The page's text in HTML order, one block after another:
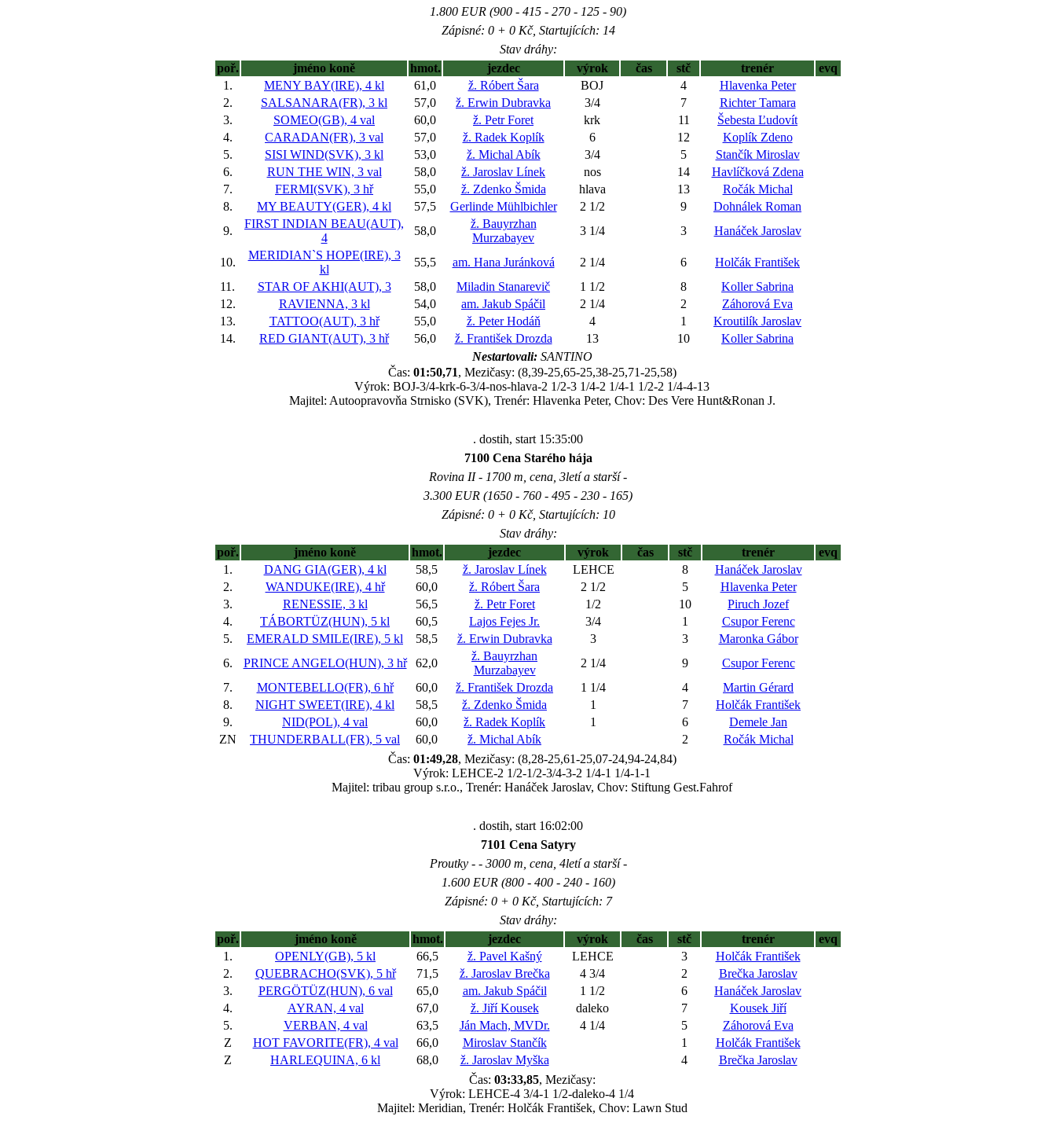
1.800 EUR (900 - 415 - 270 - 125 - 90)
Zápisné: 0 + 0 Kč, Startujících: 14
Stav dráhy:
poř.
jméno koně hmot. jezdec výrok čas stč trenér
evq
1.
MENY BAY(IRE), 4 kl 61,0 ž. Róbert Šara BOJ 4
Hlavenka Peter
2.
SALSANARA(FR), 3 kl 57,0 ž. Erwin Dubravka 3/4 7
Richter Tamara
3.
SOMEO(GB), 4 val 60,0 ž. Petr Foret krk 11
Šebesta Ľudovít
4.
CARADAN(FR), 3 val 57,0 ž. Radek Koplík 6 12
Koplík Zdeno
5.
SISI WIND(SVK), 3 kl 53,0 ž. Michal Abík 3/4 5
Stančík Miroslav
6.
RUN THE WIN, 3 val 58,0 ž. Jaroslav Línek nos 14
Havlíčková Zdena
7.
FERMI(SVK), 3 hř 55,0 ž. Zdenko Šmida hlava 13
Ročák Michal
8.
MY BEAUTY(GER), 4 kl 57,5 Gerlinde Mühlbichler 2 1/2 9
Dohnálek Roman
9.
FIRST INDIAN BEAU(AUT),
4
58,0
ž. Bauyrzhan
Murzabayev
3 1/4 3 Hanáček Jaroslav
10.
MERIDIAN`S HOPE(IRE), 3
kl
55,5 am. Hana Juránková 2 1/4 6
Holčák František
11.
STAR OF AKHI(AUT), 3 58,0 Miladin Stanarevič 1 1/2 8
Koller Sabrina
12.
RAVIENNA, 3 kl 54,0 am. Jakub Spáčil 2 1/4 2
Záhorová Eva
13.
TATTOO(AUT), 3 hř 55,0 ž. Peter Hodáň 4 1
Kroutilík Jaroslav
14.
RED GIANT(AUT), 3 hř 56,0 ž. František Drozda 13 10
Koller Sabrina
Nestartovali:SANTINO
Čas: 01:50,71, Mezičasy: (8,39-25,65-25,38-25,71-25,58)
Výrok: BOJ-3/4-krk-6-3/4-nos-hlava-2 1/2-3 1/4-2 1/4-1 1/2-2 1/4-4-13
Majitel: Autoopravovňa Strnisko (SVK), Trenér: Hlavenka Peter, Chov: Des Vere Hunt&Ronan J.
. dostih, start 15:35:00
7100 Cena Starého hája
Rovina II - 1700 m, cena, 3letí a starší -
3.300 EUR (1650 - 760 - 495 - 230 - 165)
Zápisné: 0 + 0 Kč, Startujících: 10
Stav dráhy:
poř.
jméno koně hmot. jezdec výrok čas stč trenér
evq
1.
DANG GIA(GER), 4 kl 58,5 ž. Jaroslav Línek LEHCE 8
Hanáček Jaroslav
2.
WANDUKE(IRE), 4 hř 60,0 ž. Róbert Šara 2 1/2 5
Hlavenka Peter
3.
RENESSIE, 3 kl 56,5 ž. Petr Foret 1/2 10
Piruch Jozef
4.
TÁBORTÜZ(HUN), 5 kl 60,5 Lajos Fejes Jr. 3/4 1
Csupor Ferenc
5.
EMERALD SMILE(IRE), 5 kl 58,5 ž. Erwin Dubravka 3 3
Maronka Gábor
6.
PRINCE ANGELO(HUN), 3 hř 62,0
ž. Bauyrzhan
Murzabayev
2 1/4 9
Csupor Ferenc
7.
MONTEBELLO(FR), 6 hř 60,0 ž. František Drozda 1 1/4 4
Martin Gérard
8.
NIGHT SWEET(IRE), 4 kl 58,5 ž. Zdenko Šmida 1 7
Holčák František
9.
NID(POL), 4 val 60,0 ž. Radek Koplík 1 6
Demele Jan
ZN
THUNDERBALL(FR), 5 val 60,0 ž. Michal Abík 2
Ročák Michal
Čas: 01:49,28, Mezičasy: (8,28-25,61-25,07-24,94-24,84)
Výrok: LEHCE-2 1/2-1/2-3/4-3-2 1/4-1 1/4-1-1
Majitel: tribau group s.r.o., Trenér: Hanáček Jaroslav, Chov: Stiftung Gest.Fahrof
. dostih, start 16:02:00
7101 Cena Satyry
Proutky - - 3000 m, cena, 4letí a starší -
1.600 EUR (800 - 400 - 240 - 160)
Zápisné: 0 + 0 Kč, Startujících: 7
Stav dráhy:
poř.
jméno koně hmot. jezdec výrok čas stč trenér
evq
1.
OPENLY(GB), 5 kl 66,5 ž. Pavel Kašný LEHCE 3
Holčák František
2.
QUEBRACHO(SVK), 5 hř 71,5 ž. Jaroslav Brečka 4 3/4 2
Brečka Jaroslav
3.
PERGÖTÜZ(HUN), 6 val 65,0 am. Jakub Spáčil 1 1/2 6
Hanáček Jaroslav
4.
AYRAN, 4 val 67,0 ž. Jiří Kousek daleko 7
Kousek Jiří
5.
VERBAN, 4 val 63,5 Ján Mach, MVDr. 4 1/4 5
Záhorová Eva
Z
HOT FAVORITE(FR), 4 val 66,0 Miroslav Stančík 1
Holčák František
Z
HARLEQUINA, 6 kl 68,0 ž. Jaroslav Myška 4
Brečka Jaroslav
Čas: 03:33,85, Mezičasy:
Výrok: LEHCE-4 3/4-1 1/2-daleko-4 1/4
Majitel: Meridian, Trenér: Holčák František, Chov: Lawn Stud